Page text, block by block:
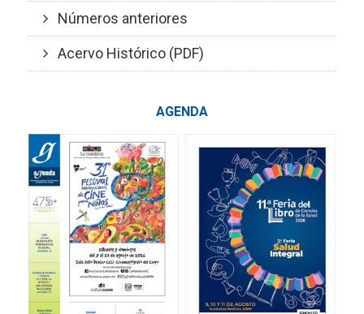
Números anteriores
Acervo Histórico (PDF)
AGENDA